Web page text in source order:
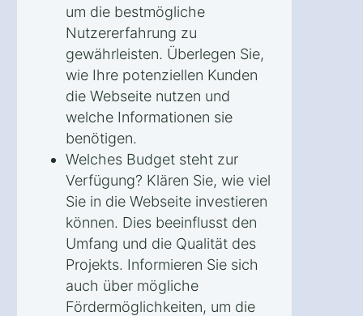
um die bestmögliche
Nutzererfahrung zu
gewährleisten. Überlegen Sie,
wie Ihre potenziellen Kunden
die Webseite nutzen und
welche Informationen sie
benötigen.
Welches Budget steht zur
Verfügung? Klären Sie, wie viel
Sie in die Webseite investieren
können. Dies beeinflusst den
Umfang und die Qualität des
Projekts. Informieren Sie sich
auch über mögliche
Fördermöglichkeiten, um die